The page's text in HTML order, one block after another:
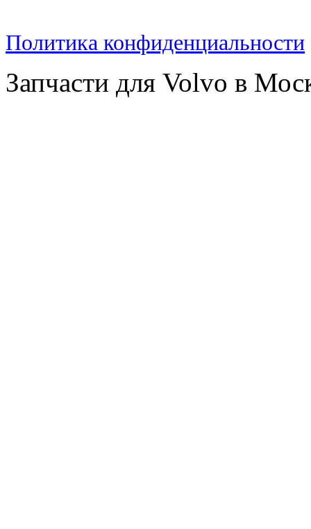
Политика конфиденциальности
Запчасти для Volvo в